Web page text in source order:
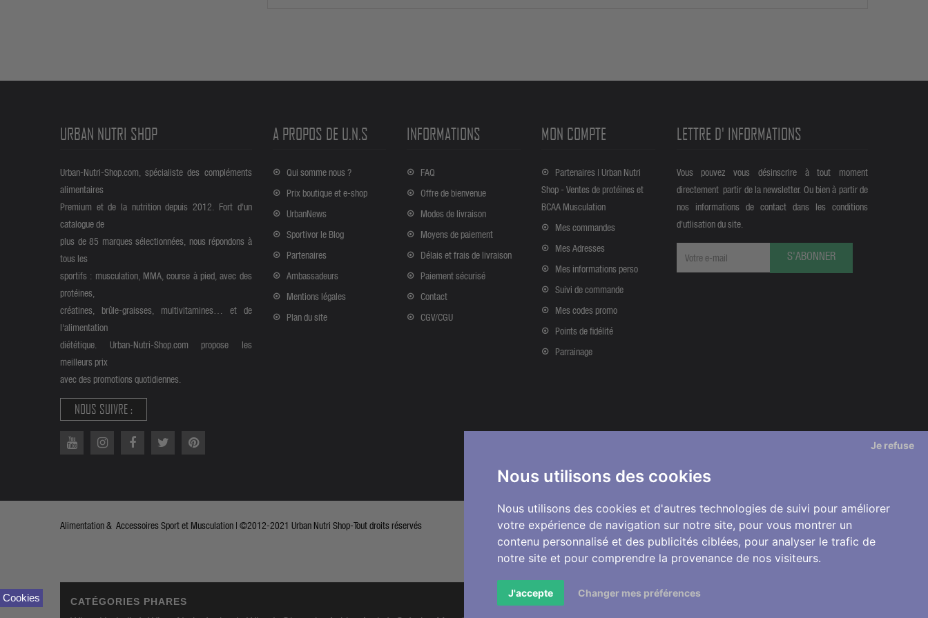
Nous utilisons des cookies
Nous utilisons des cookies et d'autres technologies de suivi pour améliorer
votre expérience de navigation sur notre site, pour vous montrer un
contenu personnalisé et des publicités ciblées, pour analyser le trafic de
notre site et pour comprendre la provenance de nos visiteurs.
J'accepte
Je refuse
Changer mes préférences
Cookies
URBAN NUTRI SHOP
Urban-Nutri-Shop.com, spécialiste des compléments
alimentaires
Premium et de la nutrition depuis 2012. Fort d'un
catalogue de
plus de 85 marques sélectionnées, nous répondons à
tous les
sportifs : musculation, MMA, course à pied, avec des
protéines,
créatines, brûle-graisses, multivitamines… et de
l'alimentation
diététique. Urban-Nutri-Shop.com propose les
meilleurs prix
avec des promotions quotidiennes.
NOUS SUIVRE :
A PROPOS DE U.N.S
Qui somme nous ?
Prix boutique et e-shop
UrbanNews
Sportivor le Blog
Partenaires
Ambassadeurs
Mentions légales
Plan du site
INFORMATIONS
FAQ
Offre de bienvenue
Modes de livraison
Moyens de paiement
Délais et frais de livraison
Paiement sécurisé
Contact
CGV/CGU
MON COMPTE
Partenaires | Urban Nutri
Shop - Ventes de protéines et
BCAA Musculation
Mes commandes
Mes Adresses
Mes informations perso
Suivi de commande
Mes codes promo
Points de fidélité
Parrainage
LETTRE D' INFORMATIONS
Vous pouvez vous désinscrire à tout moment
directement partir de la newsletter. Ou bien à partir de
nos informations de contact dans les conditions
d'utlisation du site.
S'ABONNER
Alimentation & Accessoires Sport et Musculation | ©2012-2021 Urban Nutri Shop-Tout droits réservés
CATÉGORIES PHARES